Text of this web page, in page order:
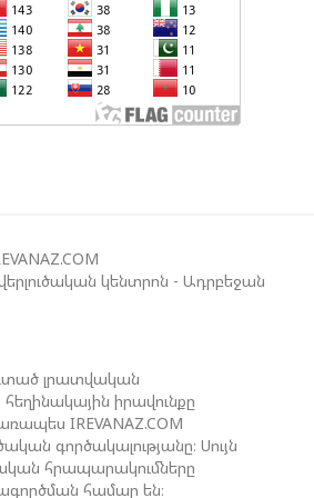
ՈՐՔԱ՞Ն ԲԱՐՁՐ ԵՆ TRIPP-Ի
ԱՅՍ ՊԱՀԻՆ
ԱԴՐԲԵՋԱՆՈՒՄ ԱՆՕՐԻՆԱԿԱՆ
ՇՆՈՐՀԱՎՈՐԵԼ Է ԻՐ
ՄՈՀԱՄՄԵԴ ՄՈՒԻԶԱՅԻՆ.
ԵՎ ՄԱԼԴԻՎՆԵՐԻ
ԴԻՆԱՄԻԿ
կենտրոն - Ադրբեջան
գտած լրատվական
իրավունքը
IREVANAZ.COM
գործակալությանը։ Սույն
հրապարակումները
համար են։